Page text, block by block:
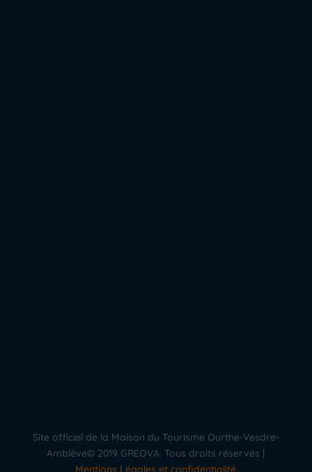
Site officiel de la Maison du Tourisme Ourthe-Vesdre-
Amblève© 2019 GREOVA. Tous droits réservés |
Mentions Légales et confidentialité